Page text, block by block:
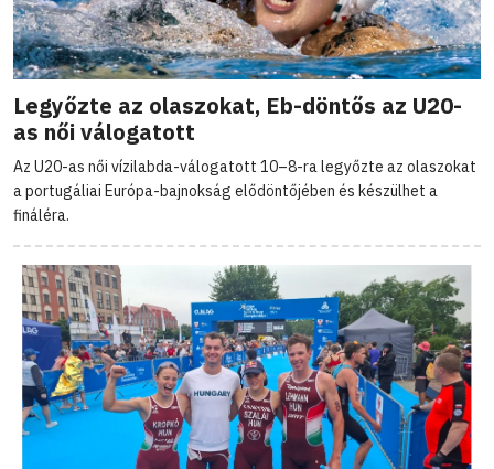
Legyőzte az olaszokat, Eb-döntős az U20-
as női válogatott
Az U20-as női vízilabda-válogatott 10–8-ra legyőzte az olaszokat
a portugáliai Európa-bajnokság elődöntőjében és készülhet a
fináléra.